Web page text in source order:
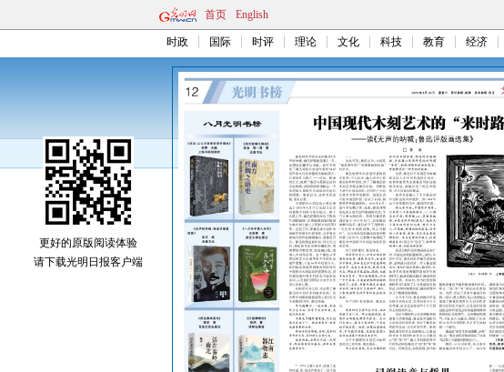
首页 English
时政 国际 时评 理论 文化 科技 教育 经济
更好的原版阅读体验
请下载光明日报客户端